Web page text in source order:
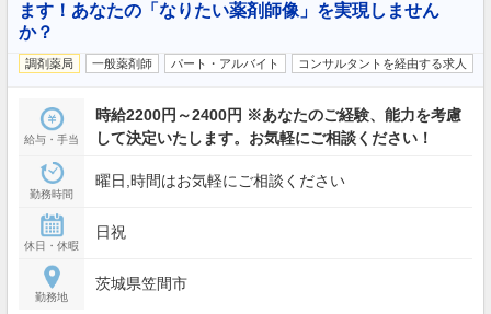
ます！あなたの「なりたい薬剤師像」を実現しません
か？
調剤薬局 一般薬剤師 パート・アルバイト コンサルタントを経由する求人
給与・手当
時給2200円～2400円 ※あなたのご経験、能力を考慮
して決定いたします。お気軽にご相談ください！
勤務時間
曜日,時間はお気軽にご相談ください
休日・休暇
日祝
勤務地
茨城県笠間市